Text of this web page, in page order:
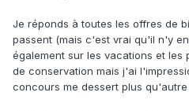
Je réponds à toutes les offres de
passent (mais c'est vrai qu'il n'y
également sur les vacations et
de conservation mais j'ai
concours me dessert plus